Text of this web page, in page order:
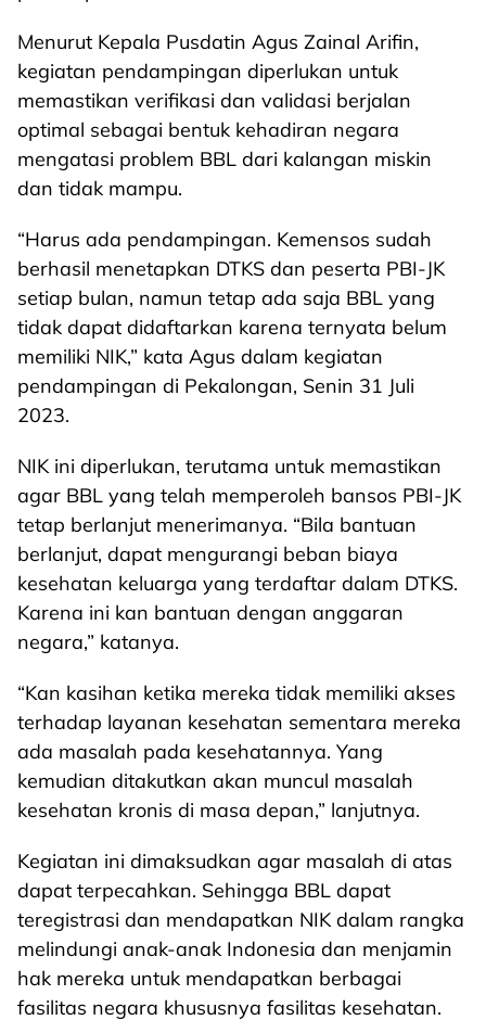
Menurut Kepala Pusdatin Agus Zainal Arifin,
kegiatan pendampingan diperlukan untuk
memastikan verifikasi dan validasi berjalan
optimal sebagai bentuk kehadiran negara
mengatasi problem BBL dari kalangan miskin
dan tidak mampu.
“Harus ada pendampingan. Kemensos sudah
berhasil menetapkan DTKS dan peserta PBI-JK
setiap bulan, namun tetap ada saja BBL yang
tidak dapat didaftarkan karena ternyata belum
memiliki NIK,” kata Agus dalam kegiatan
pendampingan di Pekalongan, Senin 31 Juli
2023.
NIK ini diperlukan, terutama untuk memastikan
agar BBL yang telah memperoleh bansos PBI-JK
tetap berlanjut menerimanya. “Bila bantuan
berlanjut, dapat mengurangi beban biaya
kesehatan keluarga yang terdaftar dalam DTKS.
Karena ini kan bantuan dengan anggaran
negara,” katanya.
“Kan kasihan ketika mereka tidak memiliki akses
terhadap layanan kesehatan sementara mereka
ada masalah pada kesehatannya. Yang
kemudian ditakutkan akan muncul masalah
kesehatan kronis di masa depan,” lanjutnya.
Kegiatan ini dimaksudkan agar masalah di atas
dapat terpecahkan. Sehingga BBL dapat
teregistrasi dan mendapatkan NIK dalam rangka
melindungi anak-anak Indonesia dan menjamin
hak mereka untuk mendapatkan berbagai
fasilitas negara khususnya fasilitas kesehatan.